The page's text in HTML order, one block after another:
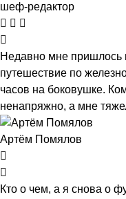
шеф-редактор
Недавно мне пришлось
путешествие по
часов на боковушке.
ненапряжно, а мне
Артём Помялов
Кто о чем, а я снова о